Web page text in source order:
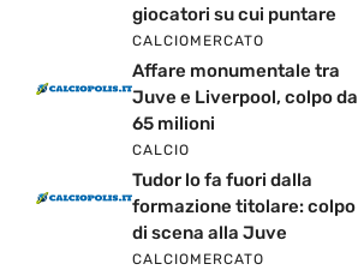
giocatori su cui puntare
CALCIOMERCATO
Affare monumentale tra
Juve e Liverpool, colpo da
65 milioni
CALCIO
Tudor lo fa fuori dalla
formazione titolare: colpo
di scena alla Juve
CALCIOMERCATO